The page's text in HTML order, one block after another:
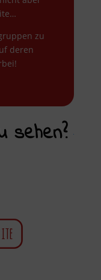
zu
deren
sehen?